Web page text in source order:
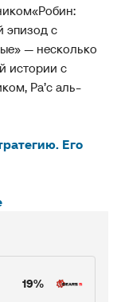
«Робин:
эпизод с
— несколько
истории с
Ра’с аль-
Его
19%